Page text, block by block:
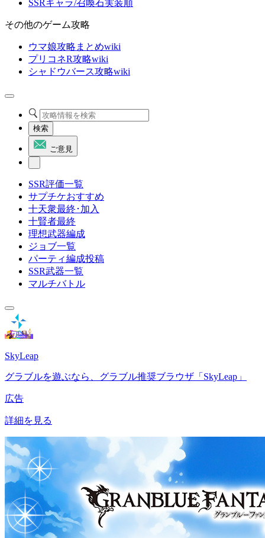
SSRキャラ/召喚石実装順
その他のゲーム攻略
ウマ娘攻略まとめwiki
プリコネR攻略wiki
シャドウバース攻略wiki
検索
ご意見
SSR評価一覧
サプチケおすすめ
十天衆最終･加入
十賢者最終
理想武器編成
ジョブ一覧
パーティ編成投稿
SSR武器一覧
マルチバトル
SkyLeap
グラブルを遊ぶなら、グラブル推奨ブラウザ「SkyLeap」
広告
詳細を見る